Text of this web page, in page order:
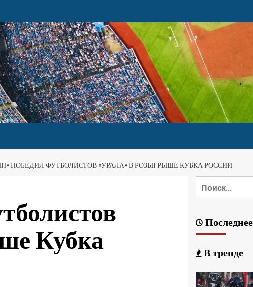
ПОБЕДИЛ ФУТБОЛИСТОВ «УРАЛА» В РОЗЫГРЫШЕ КУБКА РОССИИ
Кубка
Последнее
В тренде